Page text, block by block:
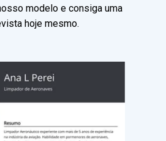
modelo e consiga uma
hoje mesmo.